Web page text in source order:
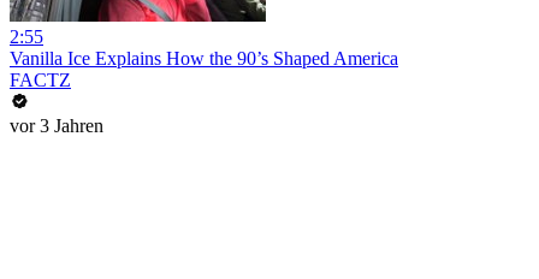
2:55
Vanilla Ice Explains How the 90’s Shaped America
FACTZ
vor 3 Jahren